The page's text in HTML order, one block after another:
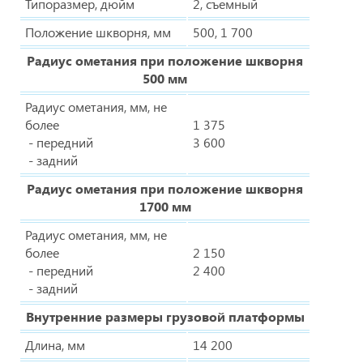
Типоразмер, дюйм
2, съемный
Положение шкворня, мм
500, 1 700
Радиус ометания при положение шкворня
500 мм
Радиус ометания, мм, не
более
- передний
- задний
1 375
3 600
Радиус ометания при положение шкворня
1700 мм
Радиус ометания, мм, не
более
- передний
- задний
2 150
2 400
Внутренние размеры грузовой платформы
Длина, мм
14 200